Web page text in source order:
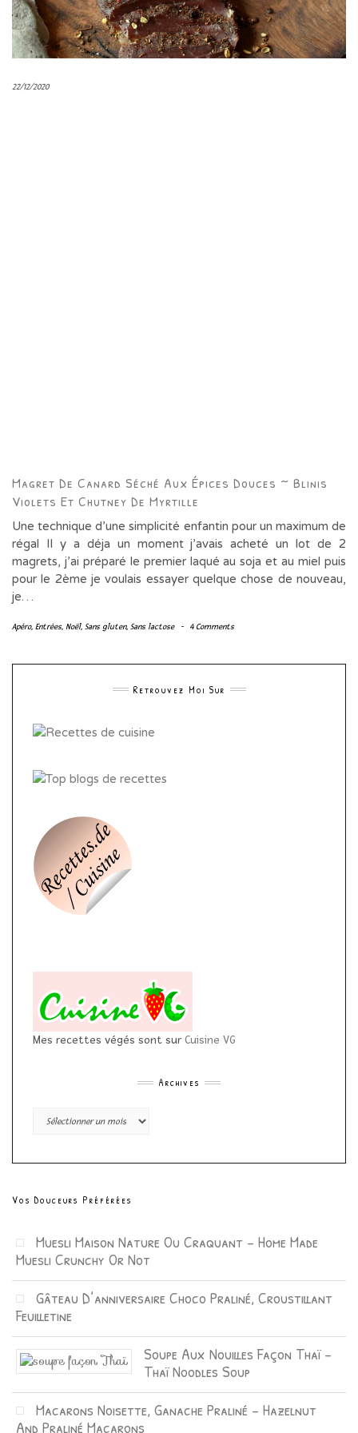
22/12/2020
Magret De Canard Séché Aux Épices Douces ~ Blinis
Violets Et Chutney De Myrtille
Une technique d’une simplicité enfantin pour un maximum de
régal Il y a déja un moment j’avais acheté un lot de 2
magrets, j’ai préparé le premier laqué au soja et au miel puis
pour le 2ème je voulais essayer quelque chose de nouveau,
je…
Apéro, Entrées, Noël, Sans gluten, Sans lactose - 4 Comments
Retrouvez Moi Sur
Mes recettes végés sont sur Cuisine VG
Archives
Archives
Vos Douceurs Préférées
Muesli Maison Nature Ou Craquant – Home Made
Muesli Crunchy Or Not
Gâteau D’anniversaire Choco Praliné, Croustillant
Feuilletine
Soupe Aux Nouilles Façon Thaï –
Thaï Noodles Soup
Macarons Noisette, Ganache Praliné – Hazelnut
And Praliné Macarons